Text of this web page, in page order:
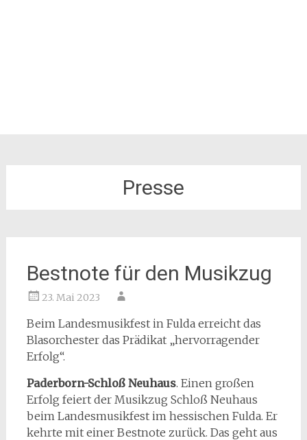
Presse
Bestnote für den Musikzug
23. Mai 2023
Beim Landesmusikfest in Fulda erreicht das
Blasorchester das Prädikat „hervorragender
Erfolg“.
Paderborn-Schloß Neuhaus. Einen großen
Erfolg feiert der Musikzug Schloß Neuhaus
beim Landesmusikfest im hessischen Fulda. Er
kehrte mit einer Bestnote zurück. Das geht aus